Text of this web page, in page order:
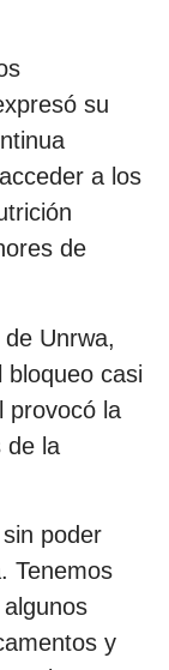
su
a los
de
Unrwa,
bloqueo casi
provocó la
de la
poder
Tenemos
y